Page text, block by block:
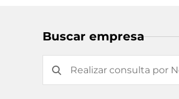
Buscar empresa